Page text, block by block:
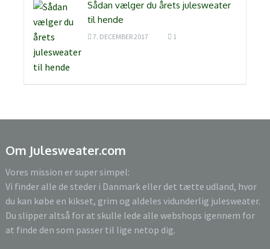
Sådan vælger du årets julesweater
til hende
7. DECEMBER 2017 1
Om Julesweater.com
Vores mission er super simpel:
Vi finder alle de steder i Danmark eller det tætte udland, hvor
du kan købe en kikset, grim og aldeles vidunderlig julesweater.
Du slipper altså for at skulle lede alle webshops igennem for
at finde den som passer til lige netop dig.